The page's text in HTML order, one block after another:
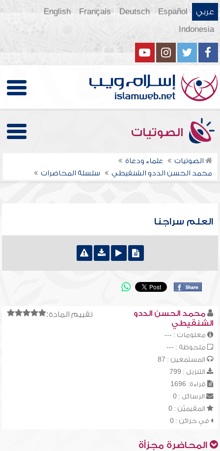
عربي Español
Deutsch
Français
English
Indonesia
الصوتيات
الصوتيات
علماء ودعاة
محمد الحسن الددو الشنقيطي
سلسلة المحاضرات
العلم سراجنا
تقييم المادة:
محمد الحسن الددو
الشنقيطي
معلومات : ---
ملحوظة : ---
المستمعين : 87
التنزيل : 799
قراءة: 1696
الرسائل : 0
المقيميّن : 0
في خزائن : 0
المحاضرة مجزأة